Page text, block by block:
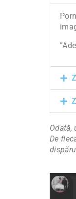
Odată,
De